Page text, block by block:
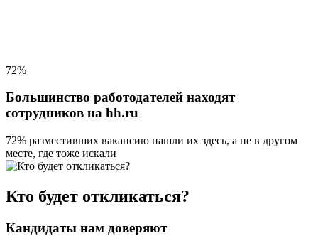
72%
Большинство работодателей находят
сотрудников на hh.ru
72% разместивших вакансию нашли их здесь, а не в другом
месте, где тоже искали
Кто будет откликаться?
Кандидаты нам доверяют